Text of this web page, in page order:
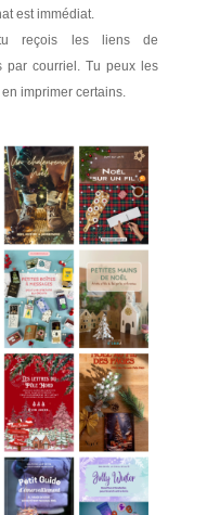
est immédiat.
reçois les liens de
par courriel. Tu peux les
imprimer certains.